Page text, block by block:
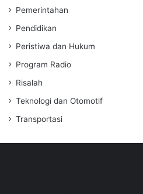
Pemerintahan
Pendidikan
Peristiwa dan Hukum
Program Radio
Risalah
Teknologi dan Otomotif
Transportasi